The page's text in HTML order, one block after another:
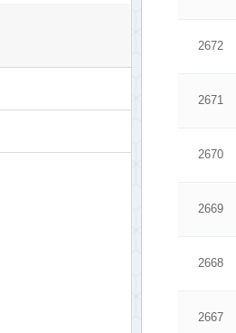
2672
2671
2670
2669
2668
2667